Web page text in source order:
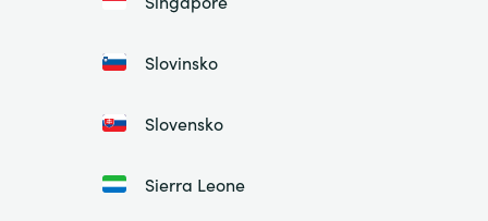
Slovinsko
Slovensko
Sierra Leone